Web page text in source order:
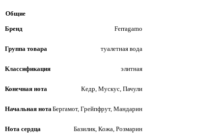
Общие
Бренд Ferragamo
Группа товара туалетная вода
Классификация элитная
Конечная нота Кедр, Мускус, Пачули
Начальная нотаБергамот, Грейпфрут, Мандарин
Нота сердца Базилик, Кожа, Розмарин